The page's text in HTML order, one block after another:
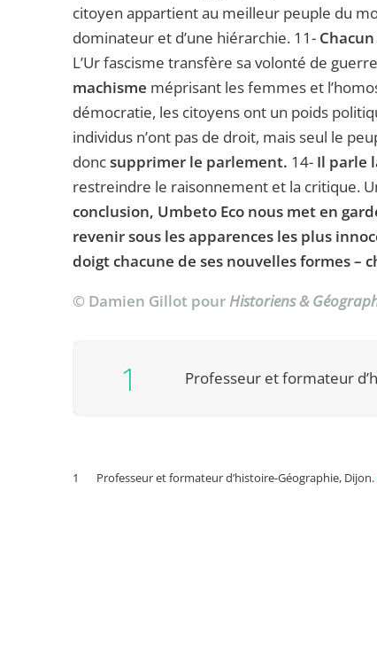
citoyen appartient au meilleur peuple du
dominateur et d’une hiérarchie. 11-
L’Ur fascisme transfère sa volonté de
machisme méprisant les femmes et
démocratie, les citoyens ont un poids
individus n’ont pas de droit, mais seul le
doncsupprimer le parlement. 14- Il parle
restreindre le raisonnement et la critique.
conclusion, Umbeto Eco nous met en
revenir sous les apparences les plus
doigt chacune de ses nouvelles formes –
© Damien Gillot pour Historiens &
Professeur et formateur
Professeur et formateur d’histoire-Géographie, Dijon.